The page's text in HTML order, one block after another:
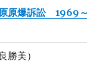
原爆訴訟 1969
勝美）